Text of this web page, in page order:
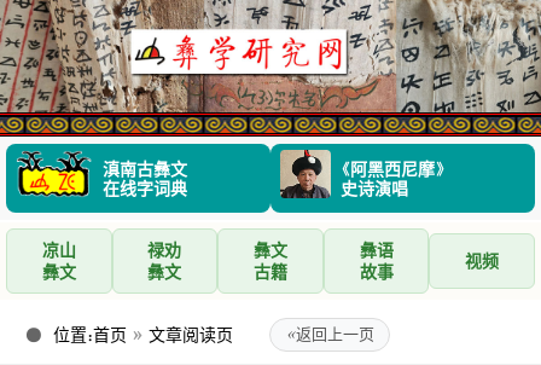
滇南古彝文
在线字词典
《阿黑西尼摩》
史诗演唱
凉山
彝文
禄劝
彝文
彝文
古籍
彝语
故事
视频
位置：首页 » 文章阅读页 «返回上一页